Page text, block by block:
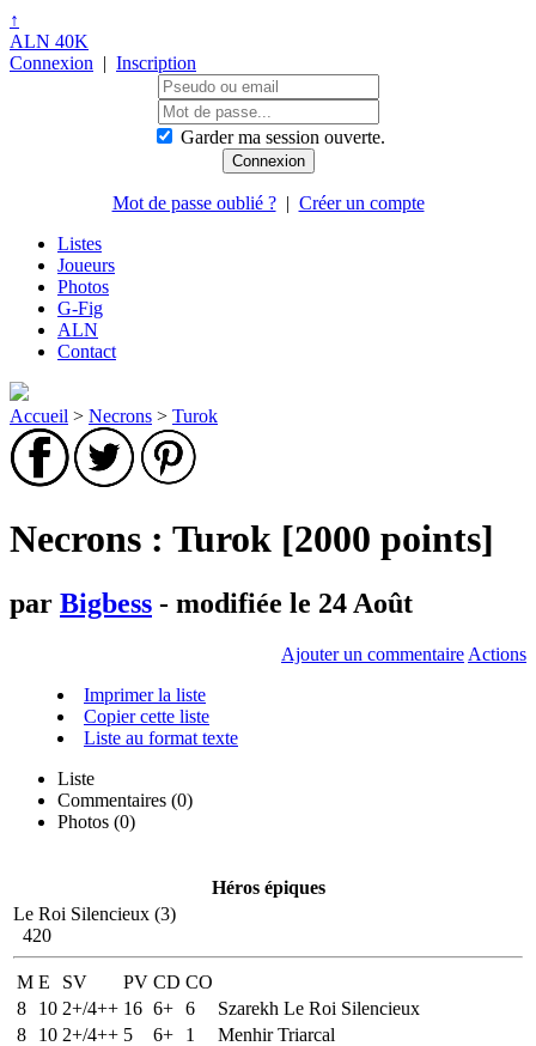
↑
ALN 40K
Connexion | Inscription
Garder ma session ouverte.
Mot de passe oublié ?| Créer un compte
Listes
Joueurs
Photos
G-Fig
ALN
Contact
Accueil > Necrons > Turok
Necrons : Turok [2000 points]
par Bigbess - modifiée le 24 Août
Ajouter un commentaire Actions
Imprimer la liste
Copier cette liste
Liste au format texte
Liste
Commentaires (0)
Photos (0)
Héros épiques
Le Roi Silencieux (3)
420
M E SV PV CD CO
8
10 2+/4++ 16 6+ 6
Szarekh Le Roi Silencieux
8
10 2+/4++ 5 6+ 1
Menhir Triarcal